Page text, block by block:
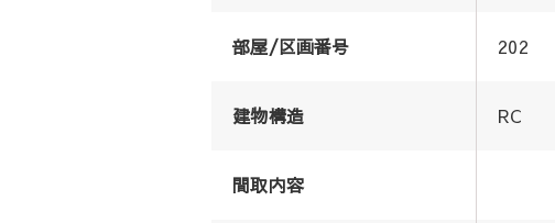
部屋/区画番号 202
建物構造 RC
間取内容